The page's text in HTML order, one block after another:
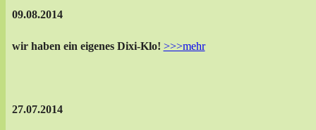
09.08.2014
wir haben ein eigenes Dixi-Klo! >>>mehr
27.07.2014